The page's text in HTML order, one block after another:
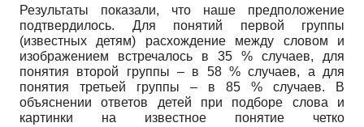
Результаты показали, что наше предположение
подтвердилось. Для понятий первой группы
(известных детям) расхождение между словом и
изображением встречалось в 35 % случаев, для
понятия второй группы – в 58 % случаев, а для
понятия третьей группы – в 85 % случаев. В
объяснении ответов детей при подборе слова и
картинки на известное понятие четко